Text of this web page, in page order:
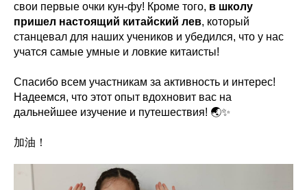
свои первые очки кун-фу! Кроме того, в школу
пришел настоящий китайский лев, который
станцевал для наших учеников и убедился, что у нас
учатся самые умные и ловкие китаисты!
Спасибо всем участникам за активность и интерес!
Надеемся, что этот опыт вдохновит вас на
дальнейшее изучение и путешествия! 🌏✨
加油！